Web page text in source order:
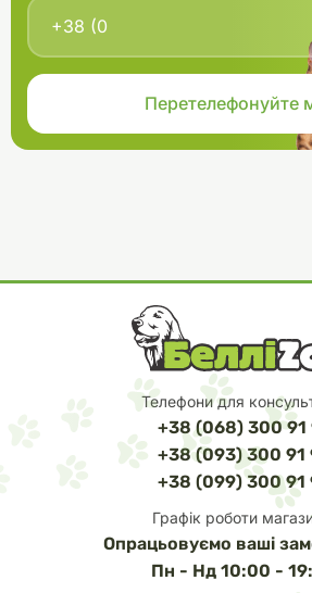
Телефони для
+38 (068) 300 91
+38 (093) 300 91
+38 (099) 300 91
Графік роботи
Опрацьовуємо ваші
Пн - Нд 10:00 -